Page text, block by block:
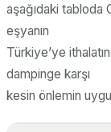
aşağıdaki tabloda
eşyanın
Türkiye’ye
dampinge karşı
kesin önlemin